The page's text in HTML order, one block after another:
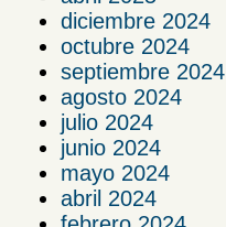
diciembre 2024
octubre 2024
septiembre 2024
agosto 2024
julio 2024
junio 2024
mayo 2024
abril 2024